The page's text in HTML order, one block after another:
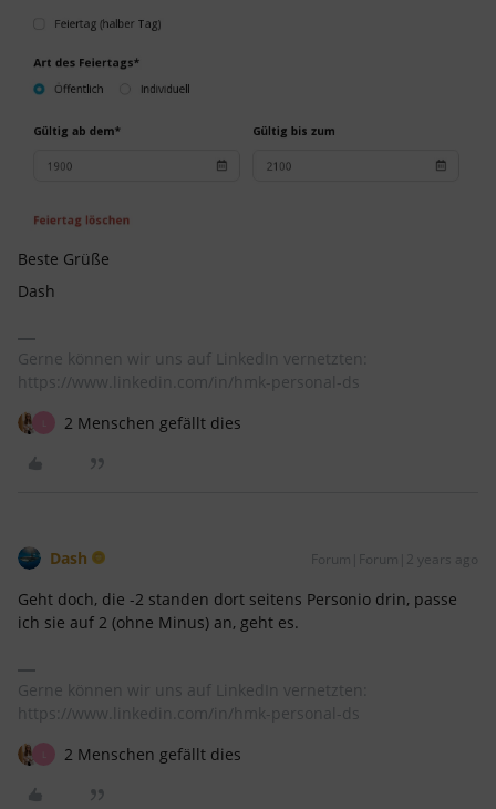
Beste Grüße
Dash
Gerne können wir uns auf LinkedIn vernetzten:
https://www.linkedin.com/in/hmk-personal-ds
2 Menschen gefällt dies
Dash Forum|Forum|2 years ago
Geht doch, die -2 standen dort seitens Personio drin, passe
ich sie auf 2 (ohne Minus) an, geht es.
Gerne können wir uns auf LinkedIn vernetzten:
https://www.linkedin.com/in/hmk-personal-ds
2 Menschen gefällt dies